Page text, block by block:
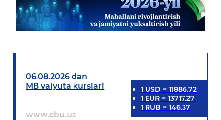
06.08.2026 dan
MB valyuta kurslari
www.cbu.uz
1 USD = 11886.72
1 EUR= 13717.27
1 RUB = 146.37